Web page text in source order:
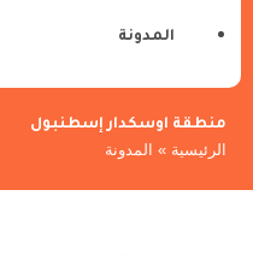
المدونة
منطقة اوسكدار إسطنبول
الرئيسية» المدونة